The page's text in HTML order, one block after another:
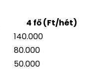
4 fő (Ft/hét)
140.000
80.000
50.000